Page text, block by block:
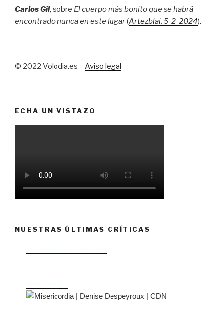
Carlos Gil, sobre El cuerpo más bonito que se habrá
encontrado nunca en este lugar(Artezblai, 5-2-2024).
© 2022 Volodia.es – Aviso legal
ECHA UN VISTAZO
NUESTRAS ÚLTIMAS CRÍTICAS